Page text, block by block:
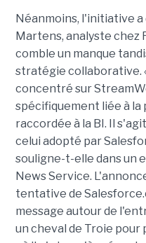
Néanmoins, l'initiative a
Martens, analyste chez
comble un manque
stratégie collaborative.
concentré sur
spécifiquement liée à la
raccordée à la BI. Il
celui adopté par
souligne-t-elle dans un
News Service.
tentative de
message autour de
un cheval de Troie